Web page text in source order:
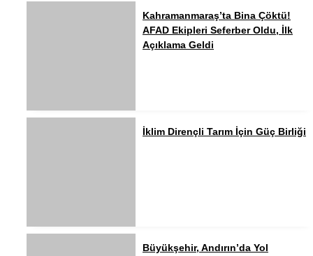
Kahramanmaraş’ta Bina Çöktü!
AFAD Ekipleri Seferber Oldu, İlk
Açıklama Geldi
İklim Dirençli Tarım İçin Güç Birliği
Büyükşehir, Andırın’da Yol